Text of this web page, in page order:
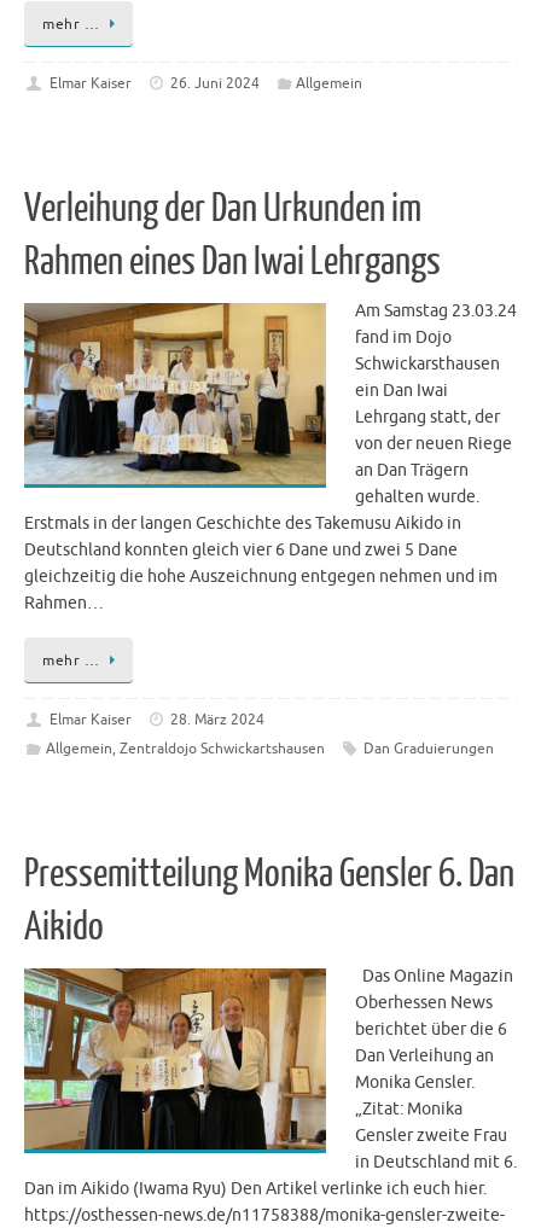
mehr …
Elmar Kaiser 26. Juni 2024 Allgemein
Verleihung der Dan Urkunden im
Rahmen eines Dan Iwai Lehrgangs
Am Samstag 23.03.24
fand im Dojo
Schwickarsthausen
ein Dan Iwai
Lehrgang statt, der
von der neuen Riege
an Dan Trägern
gehalten wurde.
Erstmals in der langen Geschichte des Takemusu Aikido in
Deutschland konnten gleich vier 6 Dane und zwei 5 Dane
gleichzeitig die hohe Auszeichnung entgegen nehmen und im
Rahmen…
mehr …
Elmar Kaiser
28. März 2024
Allgemein, Zentraldojo Schwickartshausen Dan Graduierungen
Pressemitteilung Monika Gensler 6. Dan
Aikido
Das Online Magazin
Oberhessen News
berichtet über die 6
Dan Verleihung an
Monika Gensler.
„Zitat: Monika
Gensler zweite Frau
in Deutschland mit 6.
Dan im Aikido (Iwama Ryu) Den Artikel verlinke ich euch hier.
https://osthessen-news.de/n11758388/monika-gensler-zweite-